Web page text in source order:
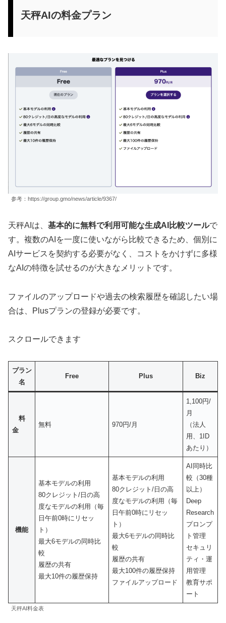
天秤AIの料金プラン
参考：https://group.gmo/news/article/9367/
天秤AIは、 基本的に無料で利用可能な生成AI比較ツールで
す。複数のAIを一度に使いながら比較できるため、個別に
AIサービスを契約する必要がなく、コストをかけずに多様
なAIの特徴を試せるのが大きなメリットです。
ファイルのアップロードや過去の検索履歴を確認したい場
合は、Plusプランの登録が必要です。
スクロールできます
プラン
名
Free Plus Biz
料
金
無料 970円/月
1,100円/
月
（法人
用、1ID
あたり）
機能
基本モデルの利用
80クレジット/日の高
度なモデルの利用（毎
日午前0時にリセッ
ト）
最大6モデルの同時比
較
履歴の共有
最大10件の履歴保持
基本モデルの利用
80クレジット/日の高
度なモデルの利用（毎
日午前0時にリセッ
ト）
最大6モデルの同時比
較
履歴の共有
最大100件の履歴保持
ファイルアップロード
AI同時比
較（30種
以上）
Deep
Research
プロンプ
ト管理
セキュリ
ティ・運
用管理
教育サポ
ート
天秤AI料金表